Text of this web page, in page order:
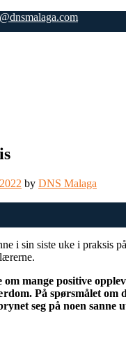
by DNS Malaga
i sin siste uke i praksis
mange positive
På spørsmålet om
seg på noen